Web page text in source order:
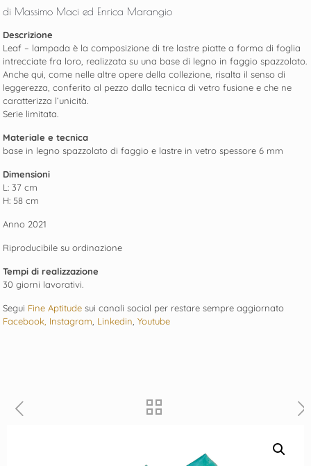
di Massimo Maci ed Enrica Marangio
Descrizione
Leaf – lampada è la composizione di tre lastre piatte a forma di foglia
intrecciate fra loro, realizzata su una base di legno in faggio spazzolato.
Anche qui, come nelle altre opere della collezione, risalta il senso di
leggerezza, conferito al pezzo dalla tecnica di vetro fusione e che ne
caratterizza l’unicità.
Serie limitata.
Materiale e tecnica
base in legno spazzolato di faggio e lastre in vetro spessore 6 mm
Dimensioni
L: 37 cm
H: 58 cm
Anno 2021
Riproducibile su ordinazione
Tempi di realizzazione
30 giorni lavorativi.
Segui Fine Aptitude sui canali social per restare sempre aggiornato
Facebook, Instagram Linkedin ,Youtube